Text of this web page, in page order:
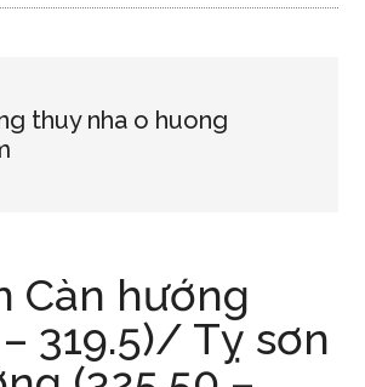
thuy nha o huong
Càn hướng
319.5)/ Tỵ sơn